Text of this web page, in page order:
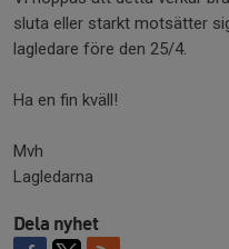
sluta eller starkt motsätter
lagledare före den 25/4.
Ha en fin kväll!
Mvh
Lagledarna
Dela nyhet